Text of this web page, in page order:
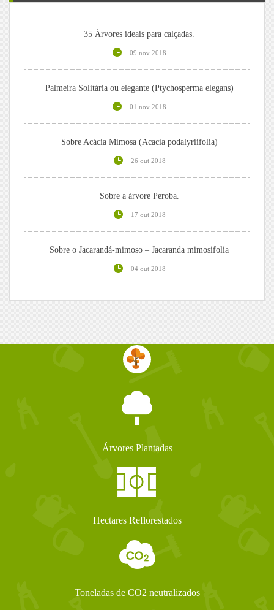
35 Árvores ideais para calçadas.
09 nov 2018
Palmeira Solitária ou elegante (Ptychosperma elegans)
01 nov 2018
Sobre Acácia Mimosa (Acacia podalyriifolia)
26 out 2018
Sobre a árvore Peroba.
17 out 2018
Sobre o Jacarandá-mimoso – Jacaranda mimosifolia
04 out 2018
Árvores Plantadas
Hectares Reflorestados
Toneladas de CO2 neutralizados